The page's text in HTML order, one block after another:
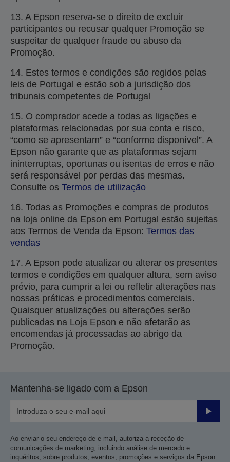
13. A Epson reserva-se o direito de excluir
participantes ou recusar qualquer Promoção se
suspeitar de qualquer fraude ou abuso da
Promoção.
14. Estes termos e condições são regidos pelas
leis de Portugal e estão sob a jurisdição dos
tribunais competentes de Portugal
15. O comprador acede a todas as ligações e
plataformas relacionadas por sua conta e risco,
“como se apresentam” e “conforme disponível”. A
Epson não garante que as plataformas sejam
ininterruptas, oportunas ou isentas de erros e não
será responsável por perdas das mesmas.
Consulte os Termos de utilização
16. Todas as Promoções e compras de produtos
na loja online da Epson em Portugal estão sujeitas
aos Termos de Venda da Epson: Termos das
vendas
17. A Epson pode atualizar ou alterar os presentes
termos e condições em qualquer altura, sem aviso
prévio, para cumprir a lei ou refletir alterações nas
nossas práticas e procedimentos comerciais.
Quaisquer atualizações ou alterações serão
publicadas na Loja Epson e não afetarão as
encomendas já processadas ao abrigo da
Promoção.
Mantenha-se ligado com a Epson
Enviar
Ao enviar o seu endereço de e-mail, autoriza a receção de
comunicações de marketing, incluindo análise de mercado e
inquéritos, sobre produtos, eventos, promoções e serviços da Epson